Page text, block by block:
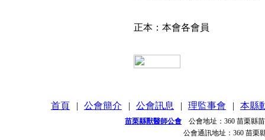
正本：本會各會員
首頁 | 公會簡介 | 公會訊息 | 理監事會 | 本縣
苗栗縣獸醫師公會 公會地址： 360 苗栗縣
公會通訊地址： 360 苗栗